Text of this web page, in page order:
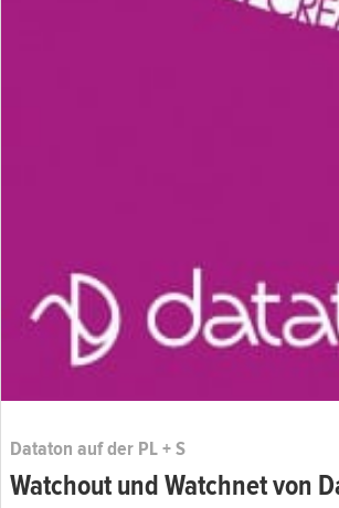
Dataton auf der PL + S
Watchout und Watchnet von